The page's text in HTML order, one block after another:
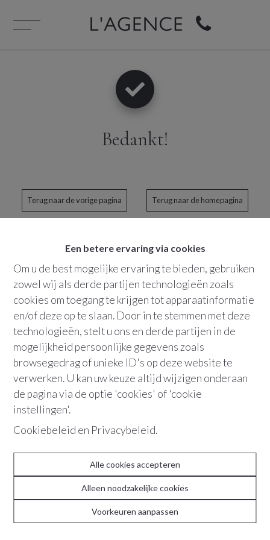
Een betere ervaring via cookies
Om u de best mogelijke ervaring te bieden, gebruiken
zowel wij als derde partijen technologieën zoals
cookies om toegang te krijgen tot apparaatinformatie
en/of deze op te slaan. Door in te stemmen met deze
technologieën, stelt u ons en derde partijen in de
mogelijkheid persoonlijke gegevens zoals
browsegedrag of unieke ID's op deze website te
verwerken. U kan uw keuze altijd wijzigen onderaan
de pagina via de optie 'cookies' of 'cookie
instellingen'.
Cookiebeleid en Privacybeleid.
Alle cookies accepteren
Alleen noodzakelijke cookies
Voorkeuren aanpassen
Bedankt!
Terug naar de vorige pagina Terug naar de homepagina
ABOUT
Team
Contact
Recente realisaties
Reviews
CONTACT